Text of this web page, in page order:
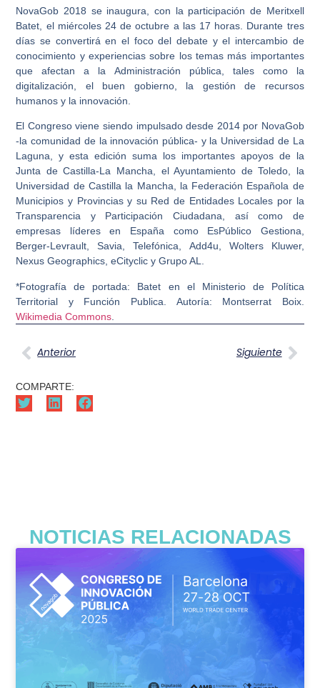
NovaGob 2018 se inaugura, con la participación de Meritxell
Batet, el miércoles 24 de octubre a las 17 horas. Durante tres
días se convertirá en el foco del debate y el intercambio de
conocimiento y experiencias sobre los temas más importantes
que afectan a la Administración pública, tales como la
digitalización, el buen gobierno, la gestión de recursos
humanos y la innovación.
El Congreso viene siendo impulsado desde 2014 por NovaGob
-la comunidad de la innovación pública- y la Universidad de La
Laguna, y esta edición suma los importantes apoyos de la
Junta de Castilla-La Mancha, el Ayuntamiento de Toledo, la
Universidad de Castilla la Mancha, la Federación Española de
Municipios y Provincias y su Red de Entidades Locales por la
Transparencia y Participación Ciudadana, así como de
empresas líderes en España como EsPúblico Gestiona,
Berger-Levrault, Savia, Telefónica, Add4u, Wolters Kluwer,
Nexus Geographics, eCityclic y Grupo AL.
*Fotografía de portada: Batet en el Ministerio de Política
Territorial y Función Publica. Autoría: Montserrat Boix.
Wikimedia Commons
Anterior Siguiente
COMPARTE:
NOTICIAS RELACIONADAS